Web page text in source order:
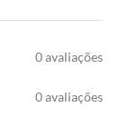
0 avaliações
0 avaliações